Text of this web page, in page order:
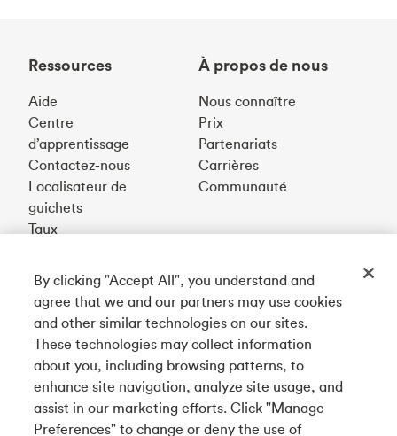
Ressources
Aide
Centre
d’apprentissage
Contactez-nous
Localisateur de
guichets
Taux
À propos de nous
Nous connaître
Prix
Partenariats
Carrières
Communauté
Téléchargez notre appli
Connectez-vous avec nous
By clicking "Accept All", you understand and
agree that we and our partners may use cookies
and other similar technologies on our sites.
These technologies may collect information
about you, including browsing patterns, to
enhance site navigation, analyze site usage, and
assist in our marketing efforts. Click "Manage
Preferences" to change or deny the use of